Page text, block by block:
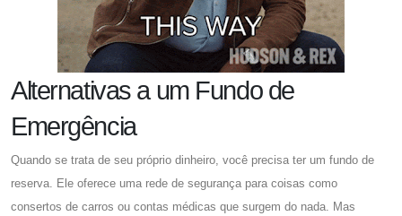
Alternativas a um Fundo de
Emergência
Quando se trata de seu próprio dinheiro, você precisa ter um fundo de
reserva. Ele oferece uma rede de segurança para coisas como
consertos de carros ou contas médicas que surgem do nada. Mas